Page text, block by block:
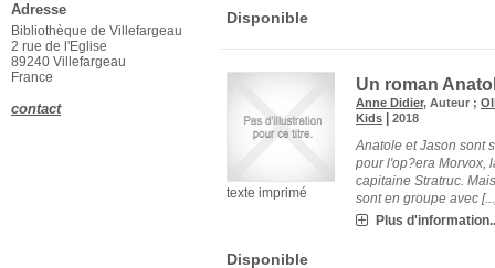
Disponible
texte imprimé
Un roman
Anne Didier, Auteur ;
Kids |2018
Anatole et Jason sont
pour l'op?era Morvox,
capitaine Stratruc.
sont en groupe avec
Plus
Disponible
Adresse
Bibliothèque de Villefargeau
2 rue de l'Eglise
89240 Villefargeau
France
contact